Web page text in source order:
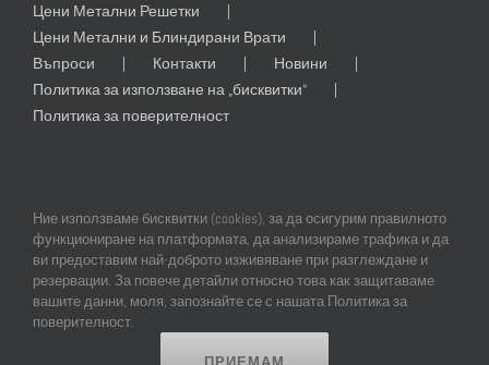
Цени Метални Решетки
Цени Метални и Блиндирани Врати
Въпроси
Контакти
Новини
Политика за използване на „бисквитки“
Политика за поверителност
© Copyright2026 | All Rights Reserved | Professional Web Design and
SEO byOnline Creations Ltd
Ние използваме бисквитки (cookies), за да осигурим правилното
функциониране на платформата, да анализираме трафика и да
ви предоставим най-доброто изживяване при разглеждане и
резервации. За повече детайли относно това как защитаваме
вашите данни, моля, запознайте се с нашата Политика за
поверителност.